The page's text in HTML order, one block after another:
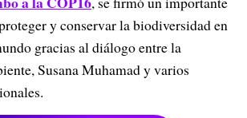
y conservar la biodiversidad en
gracias al diálogo entre la
Susana Muhamad y varios